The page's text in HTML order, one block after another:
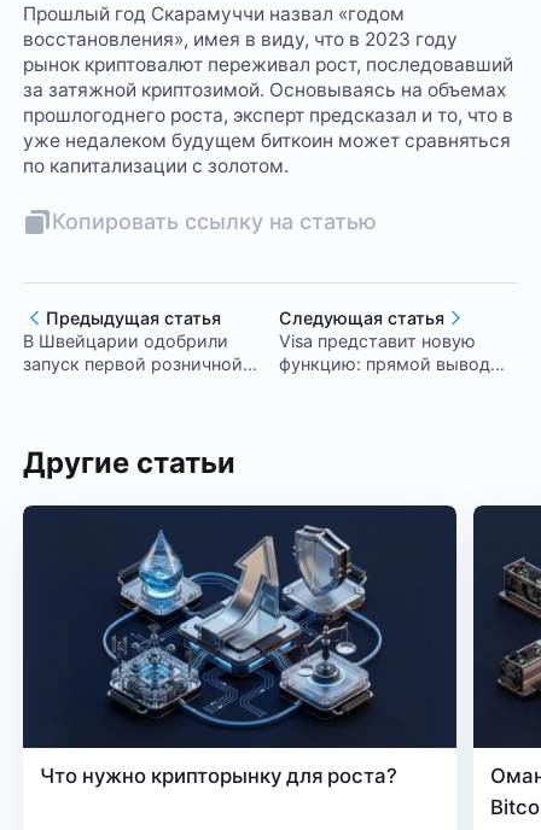
Прошлый год Скарамуччи назвал «годом
восстановления», имея в виду, что в 2023 году
рынок криптовалют переживал рост, последовавший
за затяжной криптозимой. Основываясь на объемах
прошлогоднего роста, эксперт предсказал и то, что в
уже недалеком будущем биткоин может сравняться
по капитализации с золотом.
Копировать ссылку на статью
Предыдущая статья
В Швейцарии одобрили
запуск первой розничной
Следующая статья
Visa представит новую
функцию: прямой вывод
Другие статьи
Что нужно крипторынку для роста?